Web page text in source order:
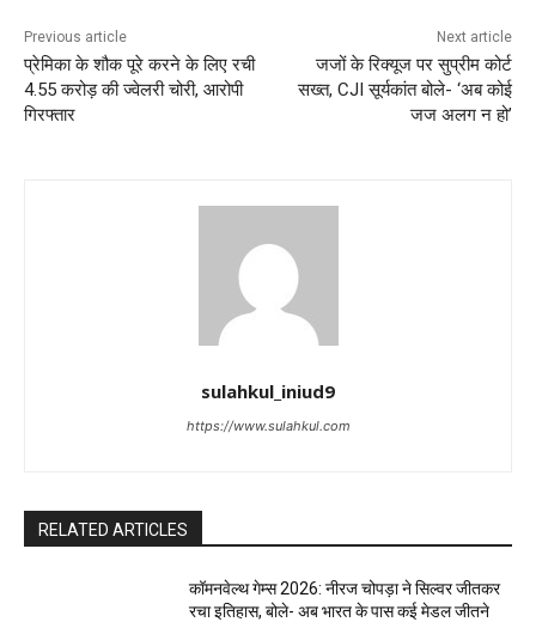
Previous article
प्रेमिका के शौक पूरे करने के लिए रची
4.55 करोड़ की ज्वेलरी चोरी, आरोपी
गिरफ्तार
Next article
जजों के रिक्यूज पर सुप्रीम कोर्ट
सख्त, CJI सूर्यकांत बोले- ‘अब कोई
जज अलग न हो’
sulahkul_iniud9
https://www.sulahkul.com
RELATED ARTICLES
कॉमनवेल्थ गेम्स 2026: नीरज चोपड़ा ने सिल्वर जीतकर
रचा इतिहास, बोले- अब भारत के पास कई मेडल जीतने